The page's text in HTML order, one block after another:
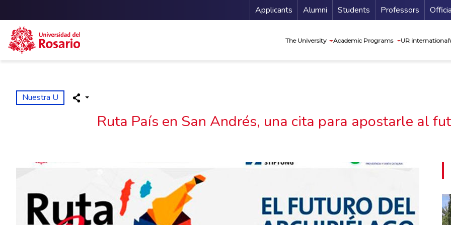
Skip to main content
Menu Secundario
Applicants Alumni Students Professors
The University Academic Programs UR international
Nuestra U
Ruta País en San Andrés, una cita para apostarle al